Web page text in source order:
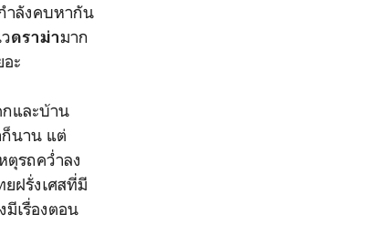
ำลังคบหากัน
ดราม่ามาก
ะ
และบ้าน
นาน แต่
รถคว่ำลง
ฝรั่งเศสที่มี
เรื่องตอน